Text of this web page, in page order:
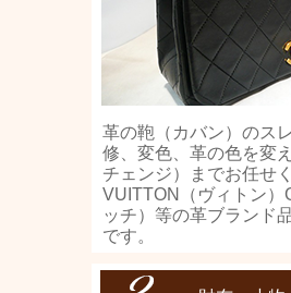
革の鞄（カバン）のス
修、変色、革の色を変
チェンジ）までお任せ
VUITTON（ヴィトン）
ッチ）等の革ブランド
です。